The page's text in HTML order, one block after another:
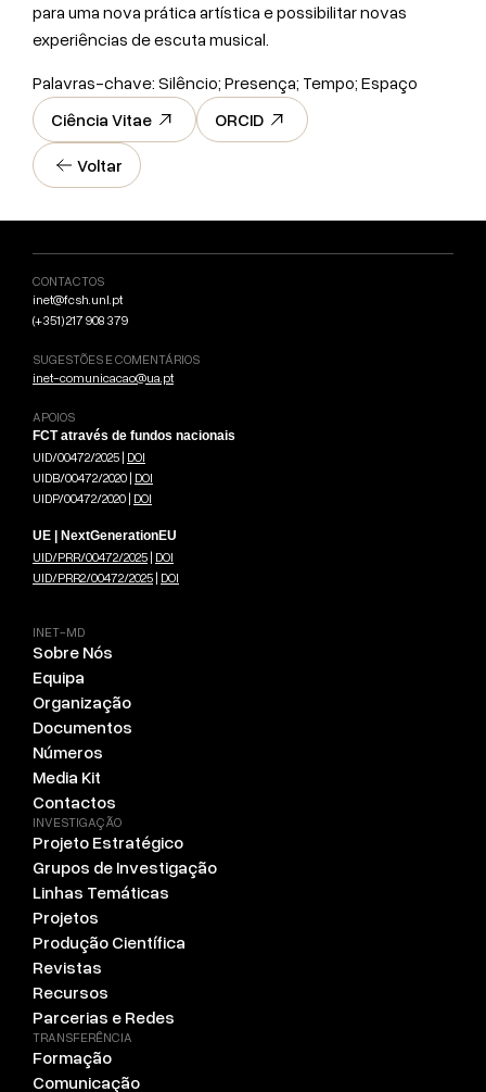
Voltar
para uma nova prática artística e possibilitar novas
experiências de escuta musical.
Palavras-chave: Silêncio; Presença; Tempo; Espaço
Ciência Vitae
ORCID
CONTACTOS
inet@fcsh.unl.pt
(+351) 217 908 379
SUGESTÕES E COMENTÁRIOS
inet-comunicacao@ua.pt
APOIOS
FCT através de fundos nacionais
UID/00472/2025 | DOI
UIDB/00472/2020 | DOI
UIDP/00472/2020 | DOI
UE | NextGenerationEU
UID/PRR/00472/2025 | DOI
UID/PRR2/00472/2025 | DOI
INET-MD
Sobre Nós
Equipa
Organização
Documentos
Números
Media Kit
Contactos
INVESTIGAÇÃO
Projeto Estratégico
Grupos de Investigação
Linhas Temáticas
Projetos
Produção Científica
Revistas
Recursos
Parcerias e Redes
TRANSFERÊNCIA
Formação
Comunicação